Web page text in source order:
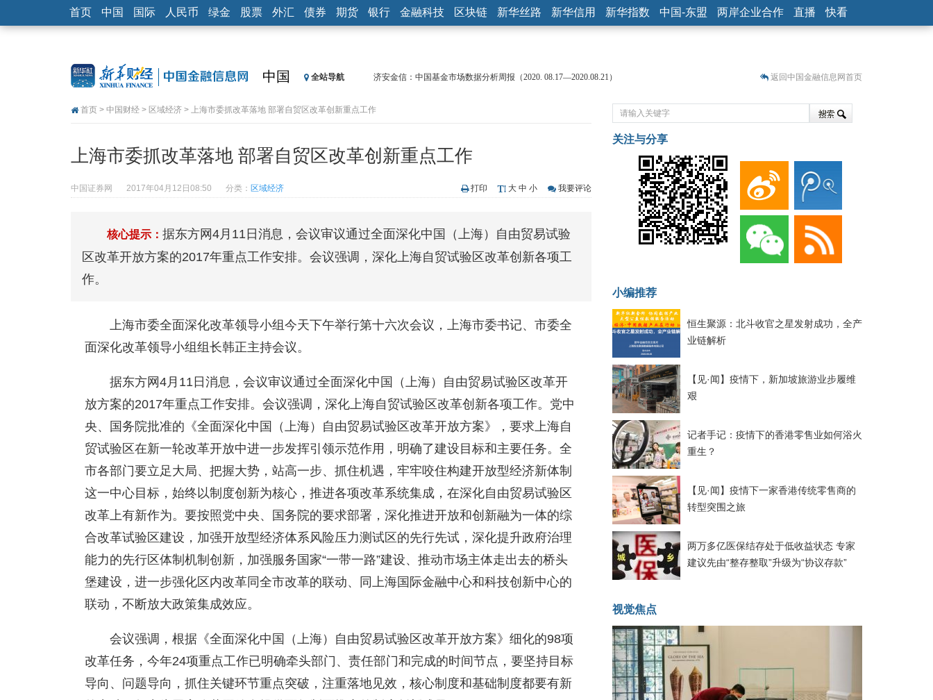
首页 中国 国际 人民币 绿金 股票 外汇 债券 期货 银行 金融科技 区块链 新华丝路 新华信用 新华指数 中国-东盟 两岸企业合作 直播 快看
中国 全站导航
济安金信：中国基金市场数据分析周报（2020. 08.17—2020.08.21）
记者手记：疫情下的香港零售业如何浴火重生？
济安金信：中国基金市场数据分析周报（2020. 07.27—2020.07.31）
【新华财经调查】同业存单、结构性存款玩起“跷跷板” 结构性失衡藏
央行公开市场净投放300亿元 短端资金利率明显下行
恒生聚源：北斗收官之星发射成功，全产业链解析
返回中国金融信息网首页
首页 > 中国财经 > 区域经济 > 上海市委抓改革落地 部署自贸区改革创新重点工作
上海市委抓改革落地 部署自贸区改革创新重点工作
中国证券网 2017年04月12日08:50 分类： 区域经济 打印 大 中 小 我要评论
核心提示： 据东方网4月11日消息，会议审议通过全面深化中国（上海）自由贸易试验
区改革开放方案的2017年重点工作安排。会议强调，深化上海自贸试验区改革创新各项工
作。
上海市委全面深化改革领导小组今天下午举行第十六次会议，上海市委书记、市委全
面深化改革领导小组组长韩正主持会议。
据东方网4月11日消息，会议审议通过全面深化中国（上海）自由贸易试验区改革开
放方案的2017年重点工作安排。会议强调，深化上海自贸试验区改革创新各项工作。党中
央、国务院批准的《全面深化中国（上海）自由贸易试验区改革开放方案》，要求上海自
贸试验区在新一轮改革开放中进一步发挥引领示范作用，明确了建设目标和主要任务。全
市各部门要立足大局、把握大势，站高一步、抓住机遇，牢牢咬住构建开放型经济新体制
这一中心目标，始终以制度创新为核心，推进各项改革系统集成，在深化自由贸易试验区
改革上有新作为。要按照党中央、国务院的要求部署，深化推进开放和创新融为一体的综
合改革试验区建设，加强开放型经济体系风险压力测试区的先行先试，深化提升政府治理
能力的先行区体制机制创新，加强服务国家“一带一路”建设、推动市场主体走出去的桥头
堡建设，进一步强化区内改革同全市改革的联动、同上海国际金融中心和科技创新中心的
联动，不断放大政策集成效应。
会议强调，根据《全面深化中国（上海）自由贸易试验区改革开放方案》细化的98项
改革任务，今年24项重点工作已明确牵头部门、责任部门和完成的时间节点，要坚持目标
导向、问题导向，抓住关键环节重点突破，注重落地见效，核心制度和基础制度都要有新
关注与分享
小编推荐
恒生聚源：北斗收官之星发射成功，全产
业链解析
【见·闻】疫情下，新加坡旅游业步履维
艰
记者手记：疫情下的香港零售业如何浴火
重生？
【见·闻】疫情下一家香港传统零售商的
转型突围之旅
两万多亿医保结存处于低收益状态 专家
建议先由“整存整取”升级为“协议存款”
视觉焦点